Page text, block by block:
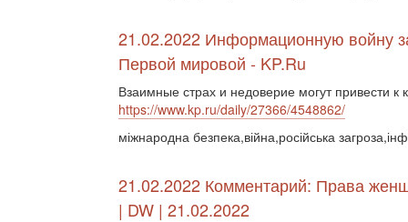
21.02.2022 Информационную войну
Первой мировой - KP.Ru
Взаимные страх и недоверие могут привести к
https://www.kp.ru/daily/27366/4548862/
міжнародна безпека,війна,російська
21.02.2022 Комментарий: Права
| DW | 21.02.2022